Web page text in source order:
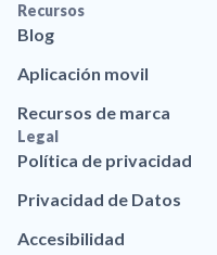
Recursos
Blog
Aplicación movil
Recursos de marca
Legal
Política de privacidad
Privacidad de Datos
Accesibilidad